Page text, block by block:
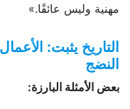
مهنية وليس عائقًا.»
التاريخ يثبت:
النضج
بعض الأمثلة البارزة: